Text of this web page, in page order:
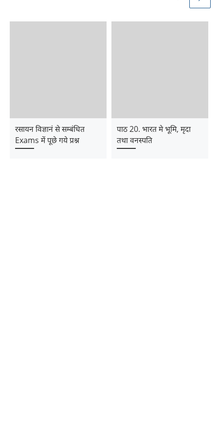
रसायन विज्ञानं से सम्बंधित
Exams में पूछे गये प्रश्न
पाठ 20. भारत मे भूमि, मृदा
तथा वनस्पति